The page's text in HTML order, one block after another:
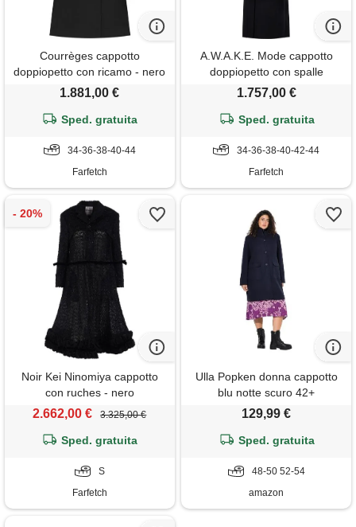
Courrèges cappotto
doppiopetto con ricamo - nero
1.881,00 €
Sped. gratuita
34-36-38-40-44
Farfetch
A.W.A.K.E. Mode cappotto
doppiopetto con spalle
scoperte - nero
1.757,00 €
Sped. gratuita
34-36-38-40-42-44
Farfetch
Noir Kei Ninomiya cappotto
con ruches - nero
2.662,00 € 3.325,00 €
Sped. gratuita
S
Farfetch
Ulla Popken donna cappotto
blu notte scuro 42+
129,99 €
Sped. gratuita
48-50 52-54
amazon